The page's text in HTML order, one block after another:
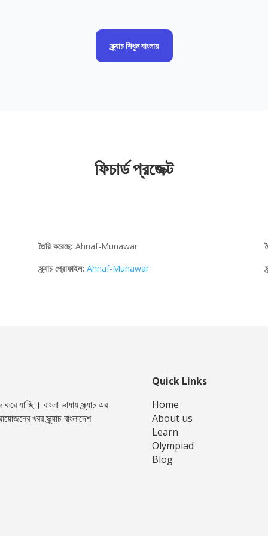
স্ক্র্যাচ শিখুন বাংলায়
ফিচার্ড প্রজেক্ট
তৈরি করেছে: Ahnaf-Munawar
স্ক্র্যাচ প্রোফাইল: Ahnaf-Munawar
যাচ্ছি। বাংলা ভাষায় স্ক্র্যাচ এর
খবর স্ক্র্যাচ বাংলাদেশ
Quick Links
Home
About us
Learn
Olympiad
Blog